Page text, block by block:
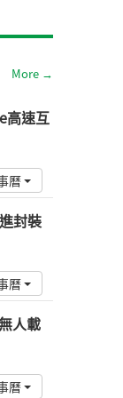
More →
高速互
曆
封裝
曆
人載
曆